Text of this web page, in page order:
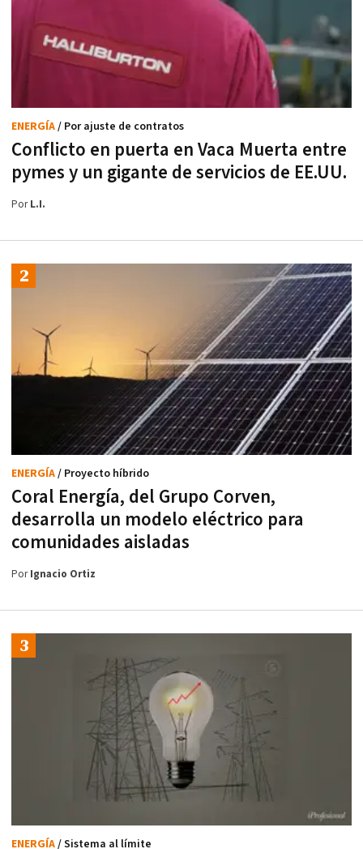
Conflicto en puerta en Vaca Muerta entre
pymes y un gigante de servicios de EE.UU.
ENERGÍA/ Por ajuste de contratos
PorL.I.
Coral Energía, del Grupo Corven,
desarrolla un modelo eléctrico para
comunidades aisladas
ENERGÍA/ Proyecto híbrido
PorIgnacio Ortiz
ENERGÍA/ Sistema al límite